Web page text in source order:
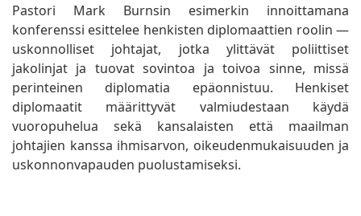
Pastori Mark Burnsin esimerkin innoittamana
konferenssi esittelee henkisten diplomaattien roolin —
uskonnolliset johtajat, jotka ylittävät poliittiset
jakolinjat ja tuovat sovintoa ja toivoa sinne, missä
perinteinen diplomatia epäonnistuu. Henkiset
diplomaatit määrittyvät valmiudestaan käydä
vuoropuhelua sekä kansalaisten että maailman
johtajien kanssa ihmisarvon, oikeudenmukaisuuden ja
uskonnonvapauden puolustamiseksi.